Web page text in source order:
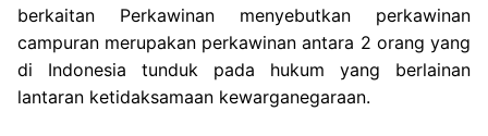
berkaitan Perkawinan menyebutkan perkawinan
campuran merupakan perkawinan antara 2 orang yang
di Indonesia tunduk pada hukum yang berlainan
lantaran ketidaksamaan kewarganegaraan.